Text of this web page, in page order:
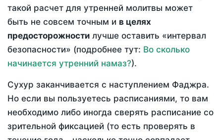
такой расчет для утренней молитвы может
быть не совсем точным и в целях
предосторожности лучше оставить «интервал
безопасности» (подробнее тут: Во сколько
начинается утренний намаз?).
Сухур заканчивается с наступлением Фаджра.
Но если вы пользуетесь расписаниями, то вам
необходимо либо иногда сверять расписание со
зрительной фиксацией (то есть проверять в